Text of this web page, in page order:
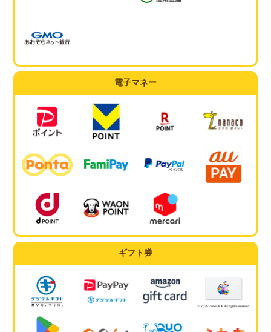
電子マネー
ギフト券